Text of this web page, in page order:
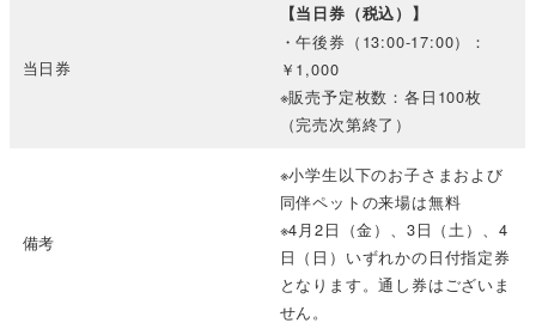
当日券
【当日券（税込）】
・午後券（13:00-17:00）：
￥1,000
※販売予定枚数：各日100枚
（完売次第終了）
備考
※小学生以下のお子さまおよび
同伴ペットの来場は無料
※4月2日（金）、3日（土）、4
日（日）いずれかの日付指定券
となります。通し券はございま
せん。